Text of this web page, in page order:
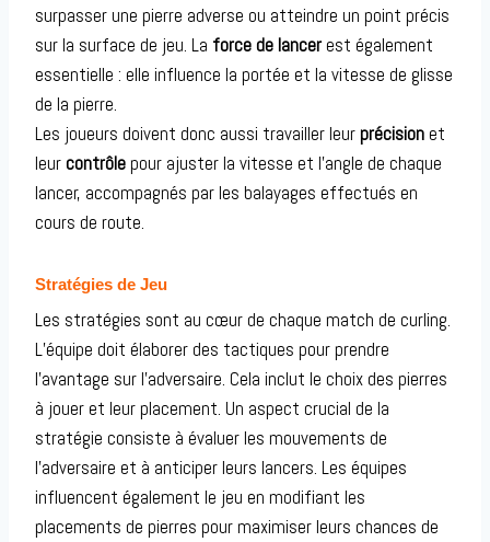
surpasser une pierre adverse ou atteindre un point précis
sur la surface de jeu. La force de lancerest également
essentielle : elle influence la portée et la vitesse de glisse
de la pierre.
Les joueurs doivent donc aussi travailler leurprécisionet
leurcontrôlepour ajuster la vitesse et l’angle de chaque
lancer, accompagnés par les balayages effectués en
cours de route.
Stratégies de Jeu
Les stratégies sont au cœur de chaque match de curling.
L’équipe doit élaborer des tactiques pour prendre
l’avantage sur l’adversaire. Cela inclut le choix des pierres
à jouer et leur placement. Un aspect crucial de la
stratégie consiste à évaluer les mouvements de
l’adversaire et à anticiper leurs lancers. Les équipes
influencent également le jeu en modifiant les
placements de pierres pour maximiser leurs chances de